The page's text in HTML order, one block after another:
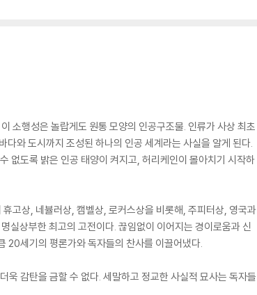
소행성은 놀랍게도 원통 모양의 인공구조물. 인류가 사상 최초
와 도시까지 조성된 하나의 인공 세계라는 사실을 알게 된다.
없도록 밝은 인공 태양이 켜지고, 허리케인이 몰아치기 시작하
고상, 네뷸러상, 캠벨상, 로커스상을 비롯해, 주피터상, 영국과
실상부한 최고의 고전이다. 끊임없이 이어지는 경이로움과 신
20세기의 평론가와 독자들의 찬사를 이끌어냈다.
감탄을 금할 수 없다. 세말하고 정교한 사실적 묘사는 독자들